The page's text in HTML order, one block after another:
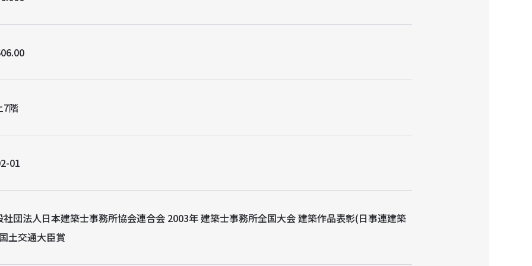
7階
01
社団法人日本建築士事務所協会連合会 2003年 建築士事務所全国大会 建築作品表彰(日事連建築
土交通大臣賞